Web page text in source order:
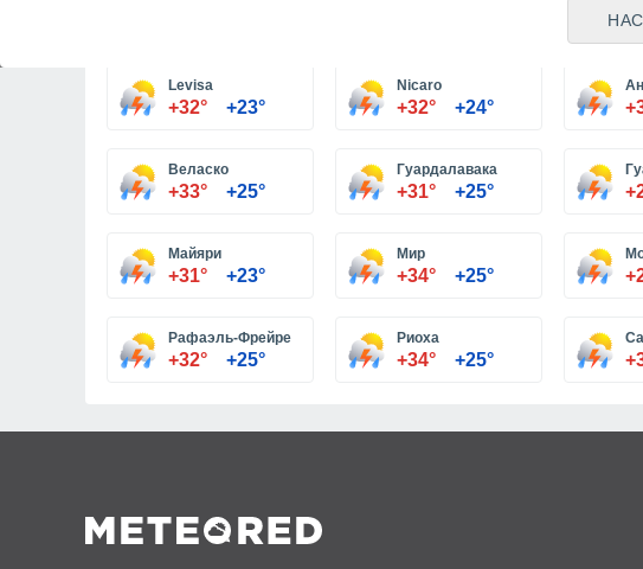
Levisa
+32° +23°
Nicaro
+32° +24°
Веласко
+33° +25°
Гуардалавака
+31° +25°
Майяри
+31° +23°
Мир
+34° +25°
Рафаэль-Фрейре
+32° +25°
Риоха
+34° +25°